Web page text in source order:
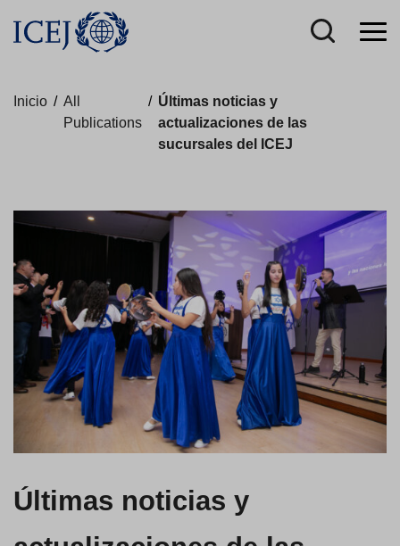
Inicio / All
Publications
/ Últimas noticias y
actualizaciones de las
sucursales del ICEJ
Últimas noticias y